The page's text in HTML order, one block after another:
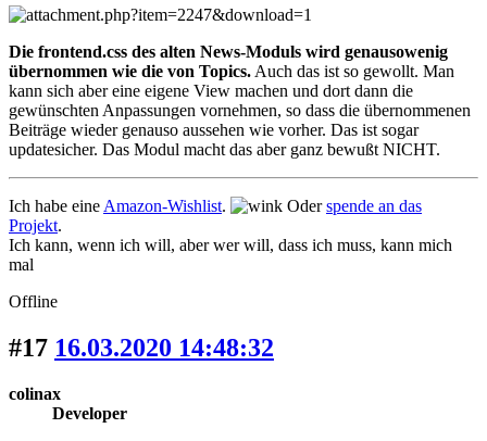
Die frontend.css des alten News-Moduls wird genausowenig
übernommen wie die von Topics. Auch das ist so gewollt. Man
kann sich aber eine eigene View machen und dort dann die
gewünschten Anpassungen vornehmen, so dass die übernommenen
Beiträge wieder genauso aussehen wie vorher. Das ist sogar
updatesicher. Das Modul macht das aber ganz bewußt NICHT.
Ich habe eine Amazon-Wishlist. Oderspende an das
Projekt.
Ich kann, wenn ich will, aber wer will, dass ich muss, kann mich
mal
Offline
#17 16.03.2020 14:48:32
colinax
Developer